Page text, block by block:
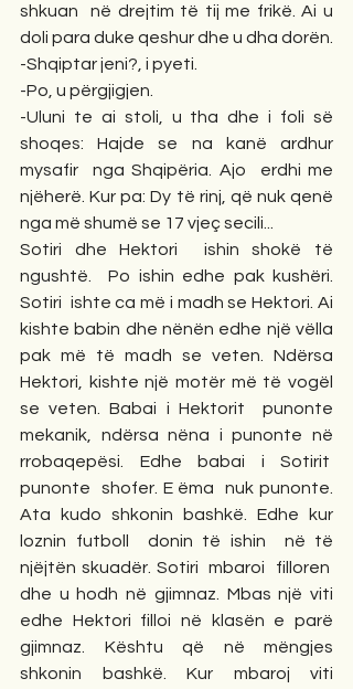
shkuan  në drejtim të tij me frikë. Ai u
-Shqiptar jeni?, i pyeti.
-Po, u përgjigjen.
-Uluni te ai stoli, u tha dhe i foli së
shoqes: Hajde se na kanë ardhur
mysafir  nga Shqipëria. Ajo  erdhi me
njëherë. Kur pa: Dy të rinj, që nuk qenë
nga më shumë se 17 vjeç secili...
Sotiri dhe Hektori  ishin shokë të
ngushtë.  Po ishin edhe pak kushëri.
Sotiri  ishte ca më i madh se Hektori. Ai
kishte babin dhe nënën edhe një vëlla
pak më të madh se veten. Ndërsa
Hektori, kishte një motër më të vogël
se veten. Babai i Hektorit  punonte
mekanik, ndërsa nëna i punonte në
rrobaqepësi. Edhe babai i Sotirit
punonte  shofer. E ëma  nuk punonte.
Ata kudo shkonin bashkë. Edhe kur
loznin futboll  donin të ishin  në të
njëjtën skuadër. Sotiri  mbaroi  filloren
dhe u hodh në gjimnaz. Mbas një viti
edhe Hektori filloi në klasën e parë
gjimnaz. Kështu që në mëngjes
shkonin bashkë. Kur mbaroj viti